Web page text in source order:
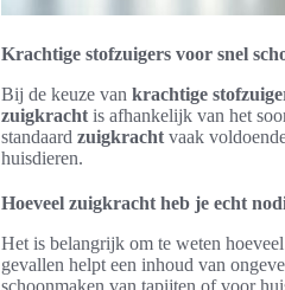
Krachtige stofzuigers voor snel
Bij de keuze van krachtige
zuigkracht is afhankelijk van het
standaard zuigkracht vaak
huisdieren.
Hoeveel zuigkracht heb je echt
Het is belangrijk om te weten
gevallen helpt een inhoud van